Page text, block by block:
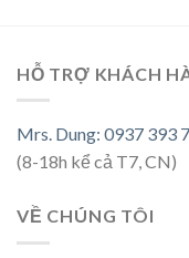
HỖ TRỢ KHÁCH
Mrs. Dung: 0937 393
(8-18h kể cả T7, CN)
VỀ CHÚNG TÔI